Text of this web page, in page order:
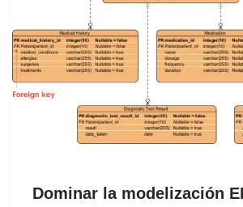
Dominar la modelización